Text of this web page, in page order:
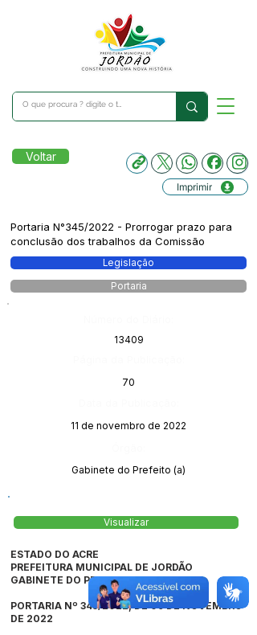
Voltar
Imprimir
Portaria N°345/2022 - Prorrogar prazo para
conclusão dos trabalhos da Comissão
Legislação
Portaria
13409
70
11 de novembro de 2022
Gabinete do Prefeito (a)
Visualizar
ESTADO DO ACRE
PREFEITURA MUNICIPAL DE JORDÃO
GABINETE DO PREFEITO
PORTARIA Nº 345/2022, DE 09 DE NOVEMBRO
DE 2022